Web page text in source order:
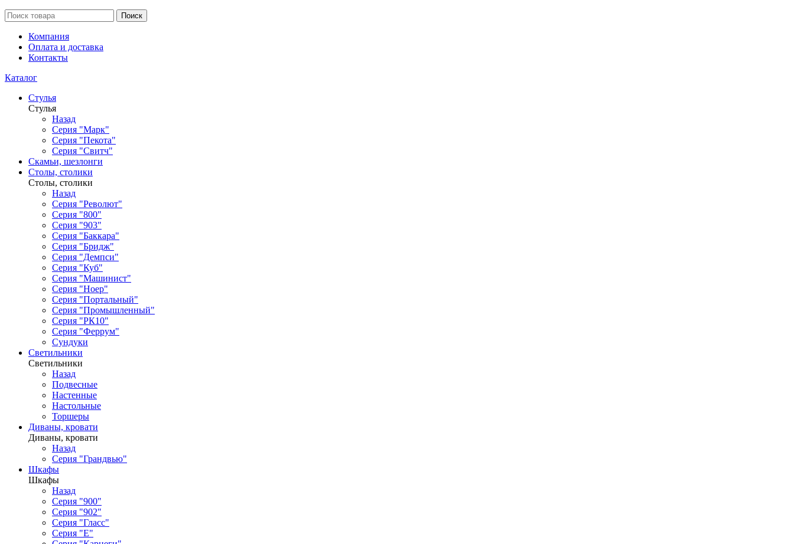
Поиск
Компания
Оплата и доставка
Контакты
Каталог
Стулья
Стулья
Назад
Серия "Марк"
Серия "Пекота"
Серия "Свитч"
Скамьи, шезлонги
Столы, столики
Столы, столики
Назад
Серия "Револют"
Серия "800"
Серия "903"
Серия "Баккара"
Серия "Бридж"
Серия "Демпси"
Серия "Куб"
Серия "Машинист"
Серия "Ноер"
Серия "Портальный"
Серия "Промышленный"
Серия "РК10"
Серия "Феррум"
Сундуки
Светильники
Светильники
Назад
Подвесные
Настенные
Настольные
Торшеры
Диваны, кровати
Диваны, кровати
Назад
Серия "Грандвью"
Шкафы
Шкафы
Назад
Серия "900"
Серия "902"
Серия "Гласс"
Серия "Е"